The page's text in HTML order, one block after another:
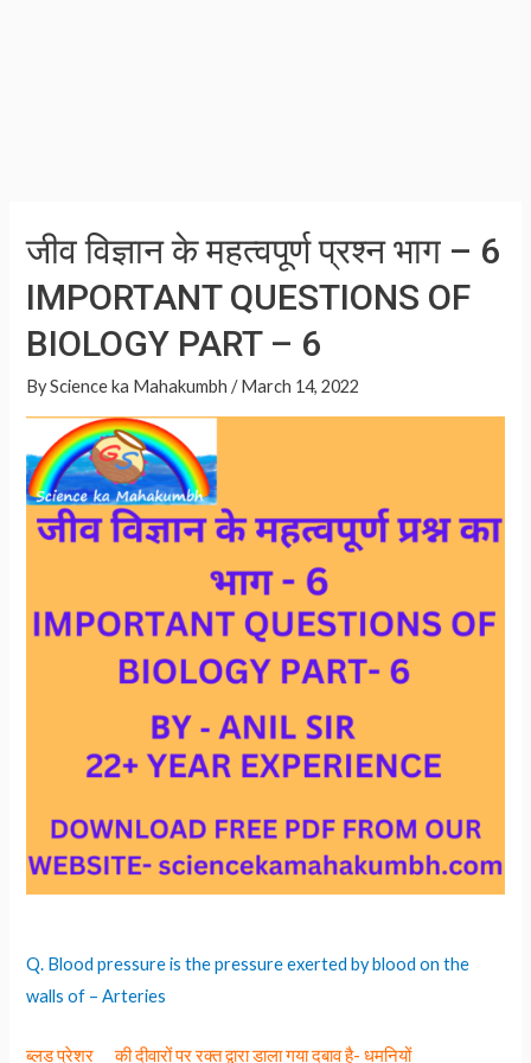
जीव विज्ञान के महत्वपूर्ण प्रश्न भाग – 6
IMPORTANT QUESTIONS OF
BIOLOGY PART – 6
ByScience ka Mahakumbh /March 14, 2022
Q. Blood pressure is the pressure exerted by blood on the
walls of – Arteries
ब्लड प्रेशर __ की दीवारों पर रक्त द्वारा डाला गया दबाव है- धमनियों